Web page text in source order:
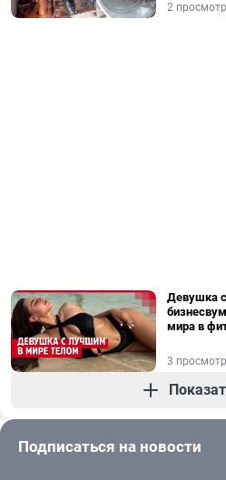
2
Девушка
мира в
3
Подписаться на новости